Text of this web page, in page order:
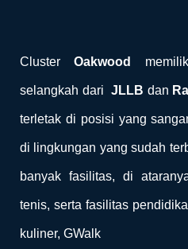
ClusterOakwood
selangkah dari JLLB dan
terletak di posisi yang
di lingkungan yang sudah
banyak fasilitas, di
tenis, serta fasilitas
kuliner, GWalk